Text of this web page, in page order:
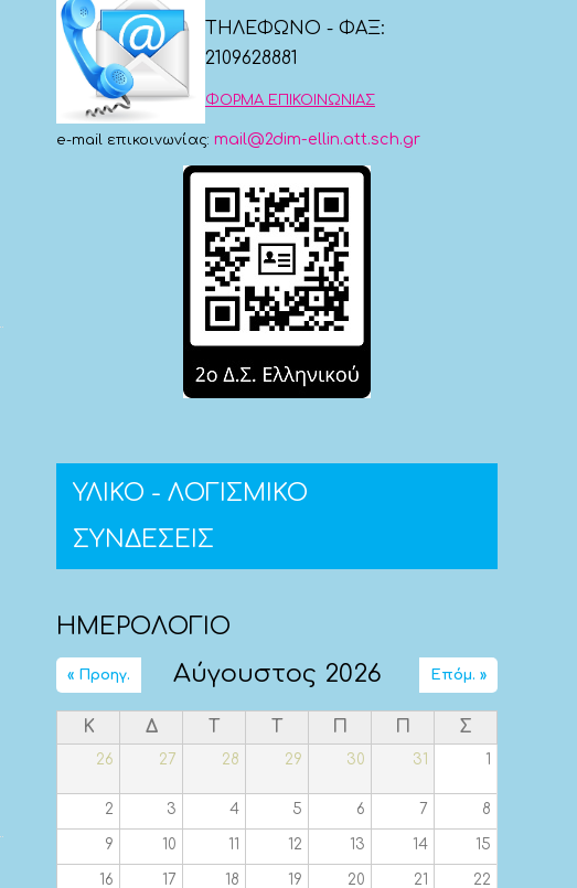
ΤΗΛΕΦΩΝΟ - ΦΑΞ:
2109628881
ΦΟΡΜΑ ΕΠΙΚΟΙΝΩΝΙΑΣ
e-mail επικοινωνίας: mail@2dim-ellin.att.sch.gr
ΥΛΙΚΟ - ΛΟΓΙΣΜΙΚΟ
ΣΥΝΔΕΣΕΙΣ
ΗΜΕΡΟΛΟΓΙΟ
Αύγουστος 2026
« Προηγ. Επόμ. »
Κ Δ Τ Τ Π Π Σ
26 27 28 29 30 31 1
2 3 4 5 6 7 8
9 10 11 12 13 14 15
16 17 18 19 20 21 22